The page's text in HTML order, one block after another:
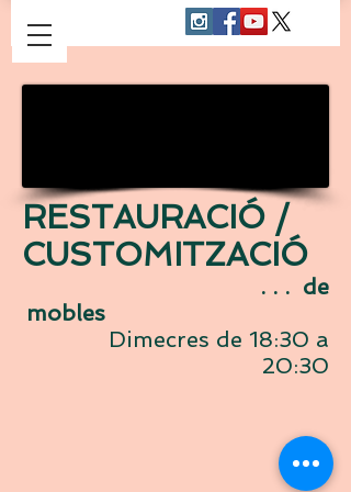
RESTAURACIÓ /
CUSTOMITZACIÓ
. . . de
mobles
Dimecres de 18:30 a
20:30